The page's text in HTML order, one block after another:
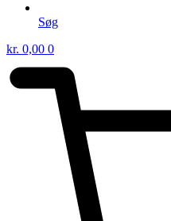
Søg
kr. 0,00 0